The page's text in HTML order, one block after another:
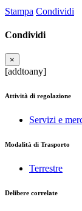
Stampa Condividi
Condividi
×
[addtoany]
Attività di regolazione
Servizi e
Modalità di Trasporto
Terrestre
Delibere correlate